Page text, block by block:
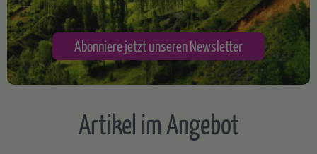
Abonniere jetzt unseren Newsletter
Artikel im Angebot